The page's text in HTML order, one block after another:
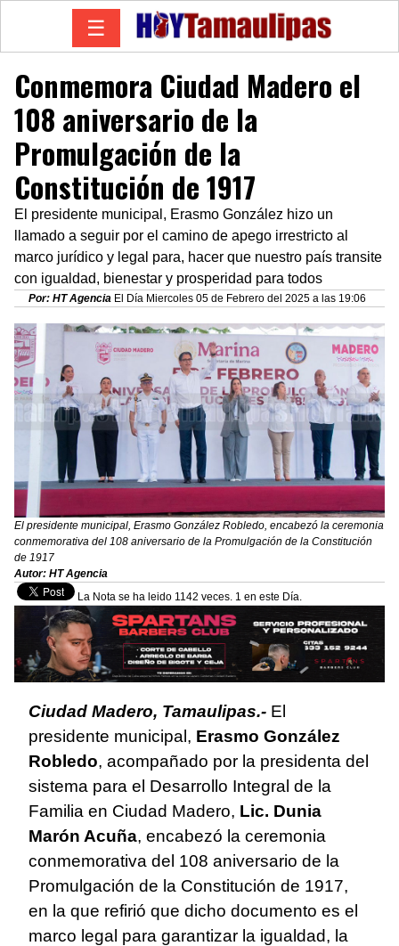
☰
Conmemora Ciudad Madero el
108 aniversario de la
Promulgación de la
Constitución de 1917
El presidente municipal, Erasmo González hizo un
llamado a seguir por el camino de apego irrestricto al
marco jurídico y legal para, hacer que nuestro país transite
con igualdad, bienestar y prosperidad para todos
Por: HT Agencia El Día Miercoles 05 de Febrero del 2025 a las 19:06
El presidente municipal, Erasmo González Robledo, encabezó la ceremonia
conmemorativa del 108 aniversario de la Promulgación de la Constitución
de 1917
Autor: HT Agencia
La Nota se ha leido 1142 veces. 1 en este Día.
Ciudad Madero, Tamaulipas.- El
presidente municipal, Erasmo González
Robledo, acompañado por la presidenta del
sistema para el Desarrollo Integral de la
Familia en Ciudad Madero, Lic. Dunia
Marón Acuña, encabezó la ceremonia
conmemorativa del 108 aniversario de la
Promulgación de la Constitución de 1917,
en la que refirió que dicho documento es el
marco legal para garantizar la igualdad, la